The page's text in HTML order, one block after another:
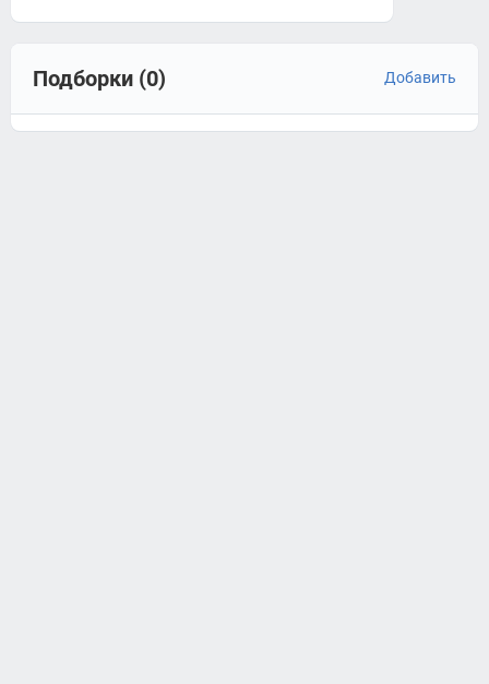
Подборки (0) Добавить